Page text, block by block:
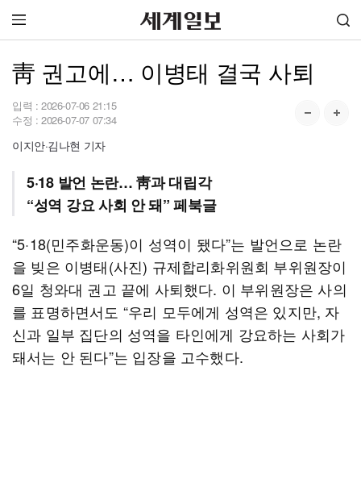
靑 권고에… 이병태 결국 사퇴
입력 : 2026-07-06 21:15
수정 : 2026-07-07 07:34
이지안·김나현 기자
5·18 발언 논란… 靑과 대립각
“성역 강요 사회 안 돼” 페북글
“5·18(민주화운동)이 성역이 됐다”는 발언으로 논란
을 빚은 이병태(사진) 규제합리화위원회 부위원장이
6일 청와대 권고 끝에 사퇴했다. 이 부위원장은 사의
를 표명하면서도 “우리 모두에게 성역은 있지만, 자
신과 일부 집단의 성역을 타인에게 강요하는 사회가
돼서는 안 된다”는 입장을 고수했다.